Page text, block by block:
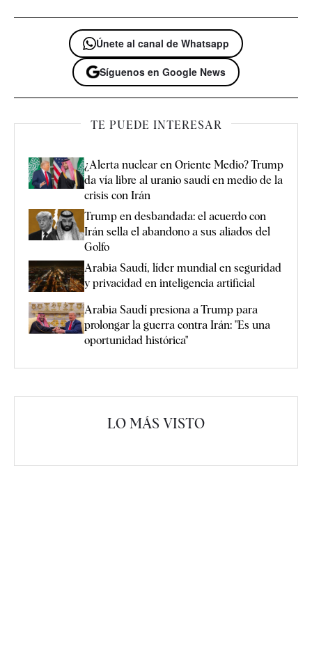
Únete al canal de Whatsapp
Síguenos en Google News
TE PUEDE INTERESAR
¿Alerta nuclear en Oriente Medio? Trump
da vía libre al uranio saudí en medio de la
crisis con Irán
Trump en desbandada: el acuerdo con
Irán sella el abandono a sus aliados del
Golfo
Arabia Saudí, líder mundial en seguridad
y privacidad en inteligencia artificial
Arabia Saudí presiona a Trump para
prolongar la guerra contra Irán: "Es una
oportunidad histórica"
LO MÁS VISTO